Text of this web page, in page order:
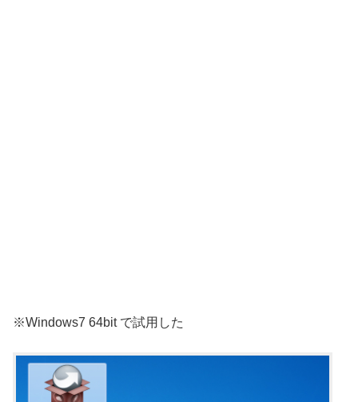
※Windows7 64bit で試用した